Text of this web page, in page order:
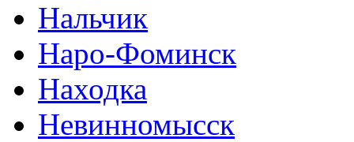
Нальчик
Наро-Фоминск
Находка
Невинномысск